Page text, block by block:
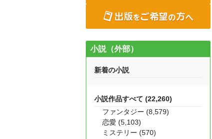
小説（外部）
新着の小説
小説作品すべて (22,260)
ファンタジー (8,579)
恋愛 (5,103)
ミステリー (570)